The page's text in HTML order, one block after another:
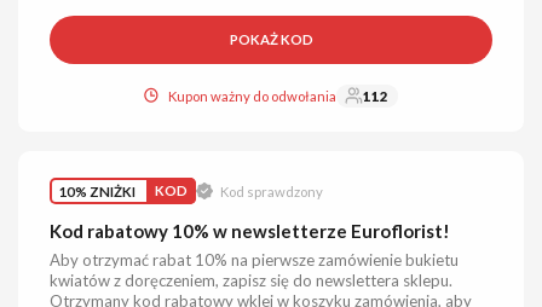
POKAŻ KOD
Kupon ważny do odwołania 112
10% ZNIŻKI KOD Kod sprawdzony
Kod rabatowy 10% w newsletterze Euroflorist!
Aby otrzymać rabat 10% na pierwsze zamówienie bukietu
kwiatów z doręczeniem, zapisz się do newslettera sklepu.
Otrzymany kod rabatowy wklej w koszyku zamówienia, aby